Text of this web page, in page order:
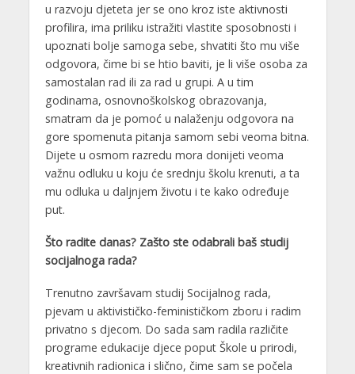
u razvoju djeteta jer se ono kroz iste aktivnosti
profilira, ima priliku istražiti vlastite sposobnosti i
upoznati bolje samoga sebe, shvatiti što mu više
odgovora, čime bi se htio baviti, je li više osoba za
samostalan rad ili za rad u grupi. A u tim
godinama, osnovnoškolskog obrazovanja,
smatram da je pomoć u nalaženju odgovora na
gore spomenuta pitanja samom sebi veoma bitna.
Dijete u osmom razredu mora donijeti veoma
važnu odluku u koju će srednju školu krenuti, a ta
mu odluka u daljnjem životu i te kako određuje
put.
Što radite danas? Zašto ste odabrali baš studij
socijalnoga rada?
Trenutno završavam studij Socijalnog rada,
pjevam u aktivističko-feminističkom zboru i radim
privatno s djecom. Do sada sam radila različite
programe edukacije djece poput Škole u prirodi,
kreativnih radionica i slično, čime sam se počela